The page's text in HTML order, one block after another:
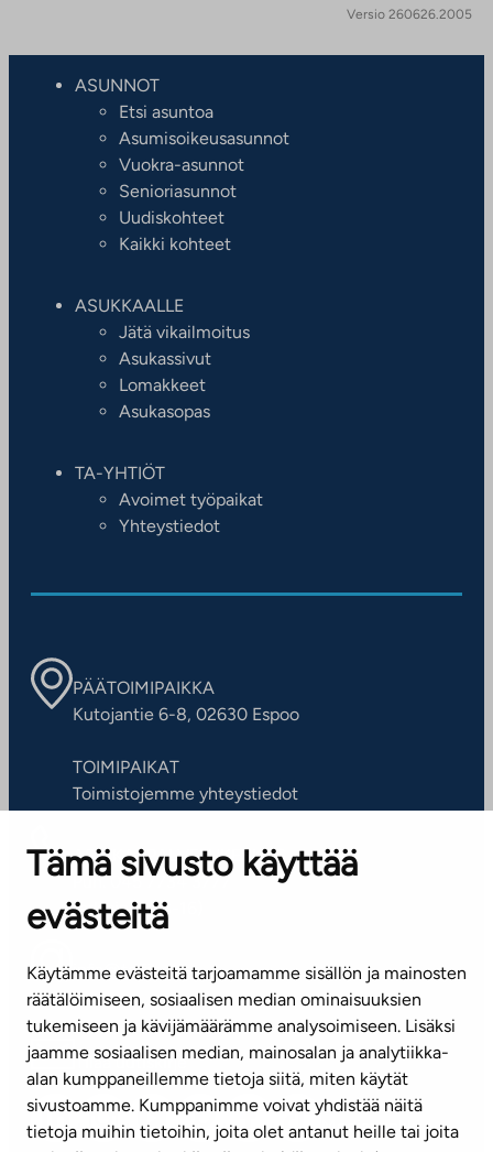
Tämä sivusto käyttää
evästeitä
Käytämme evästeitä tarjoamamme sisällön ja mainosten
räätälöimiseen, sosiaalisen median ominaisuuksien
tukemiseen ja kävijämäärämme analysoimiseen. Lisäksi
jaamme sosiaalisen median, mainosalan ja analytiikka-
alan kumppaneillemme tietoja siitä, miten käytät
sivustoamme. Kumppanimme voivat yhdistää näitä
tietoja muihin tietoihin, joita olet antanut heille tai joita
Versio 260626.2005
ASUNNOT
Etsi asuntoa
Asumisoikeusasunnot
Vuokra-asunnot
Senioriasunnot
Uudiskohteet
Kaikki kohteet
ASUKKAALLE
Jätä vikailmoitus
Asukassivut
Lomakkeet
Asukasopas
TA-YHTIÖT
Avoimet työpaikat
Yhteystiedot
PÄÄTOIMIPAIKKA
Kutojantie 6-8, 02630 Espoo
TOIMIPAIKAT
Toimistojemme yhteystiedot
ASIAKASPALVELUKESKUS
Puh. 045 7734 3777
(arkisin klo 8-16)
info@ta.fi
Tilaa uutiskirje
Mediapankki